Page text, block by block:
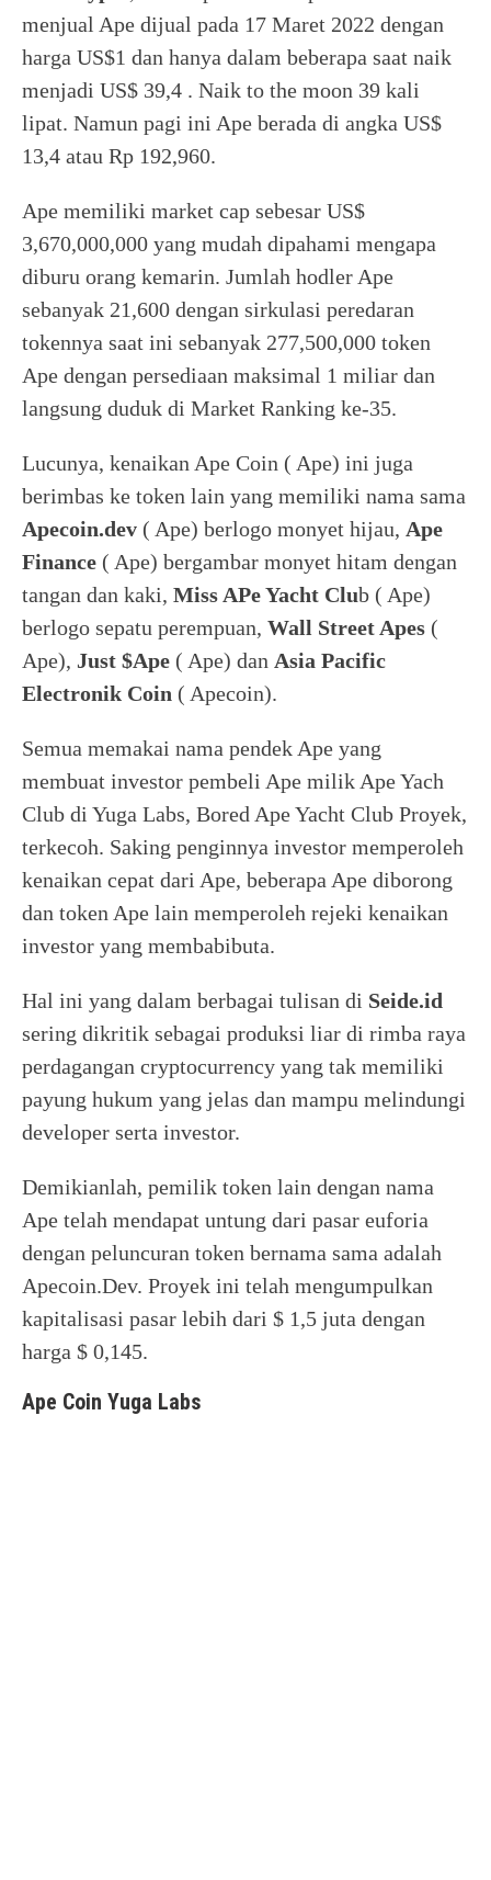
menjual Ape dijual pada 17 Maret 2022 dengan
harga US$1 dan hanya dalam beberapa saat naik
menjadi US$ 39,4 . Naik to the moon 39 kali
lipat. Namun pagi ini Ape berada di angka US$
13,4 atau Rp 192,960.
Ape memiliki market cap sebesar US$
3,670,000,000 yang mudah dipahami mengapa
diburu orang kemarin. Jumlah hodler Ape
sebanyak 21,600 dengan sirkulasi peredaran
tokennya saat ini sebanyak 277,500,000 token
Ape dengan persediaan maksimal 1 miliar dan
langsung duduk di Market Ranking ke-35.
Lucunya, kenaikan Ape Coin ( Ape) ini juga
berimbas ke token lain yang memiliki nama sama
Apecoin.dev ( Ape) berlogo monyet hijau, Ape
Finance ( Ape) bergambar monyet hitam dengan
tangan dan kaki, Miss APe Yacht Club ( Ape)
berlogo sepatu perempuan, Wall Street Apes (
Ape), Just $Ape ( Ape) dan Asia Pacific
Electronik Coin ( Apecoin).
Semua memakai nama pendek Ape yang
membuat investor pembeli Ape milik Ape Yach
Club di Yuga Labs, Bored Ape Yacht Club Proyek,
terkecoh. Saking penginnya investor memperoleh
kenaikan cepat dari Ape, beberapa Ape diborong
dan token Ape lain memperoleh rejeki kenaikan
investor yang membabibuta.
Hal ini yang dalam berbagai tulisan di Seide.id
sering dikritik sebagai produksi liar di rimba raya
perdagangan cryptocurrency yang tak memiliki
payung hukum yang jelas dan mampu melindungi
developer serta investor.
Demikianlah, pemilik token lain dengan nama
Ape telah mendapat untung dari pasar euforia
dengan peluncuran token bernama sama adalah
Apecoin.Dev. Proyek ini telah mengumpulkan
kapitalisasi pasar lebih dari $ 1,5 juta dengan
harga $ 0,145.
Ape Coin Yuga Labs